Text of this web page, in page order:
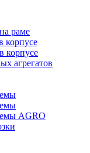
раме
корпусе
корпусе
агрегатов
AGRO